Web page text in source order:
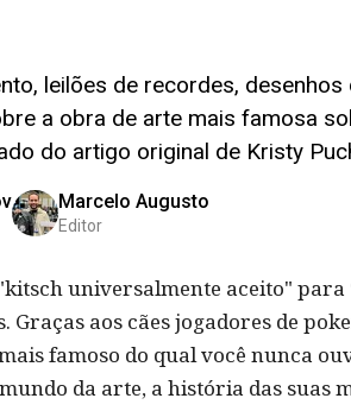
leilões de recordes, desenhos
a obra de arte mais famosa
do artigo original de Kristy
Marcelo Augusto
Editor
universalmente aceito" para
aos cães jogadores de
famoso do qual você nunca
da arte, a história das suas